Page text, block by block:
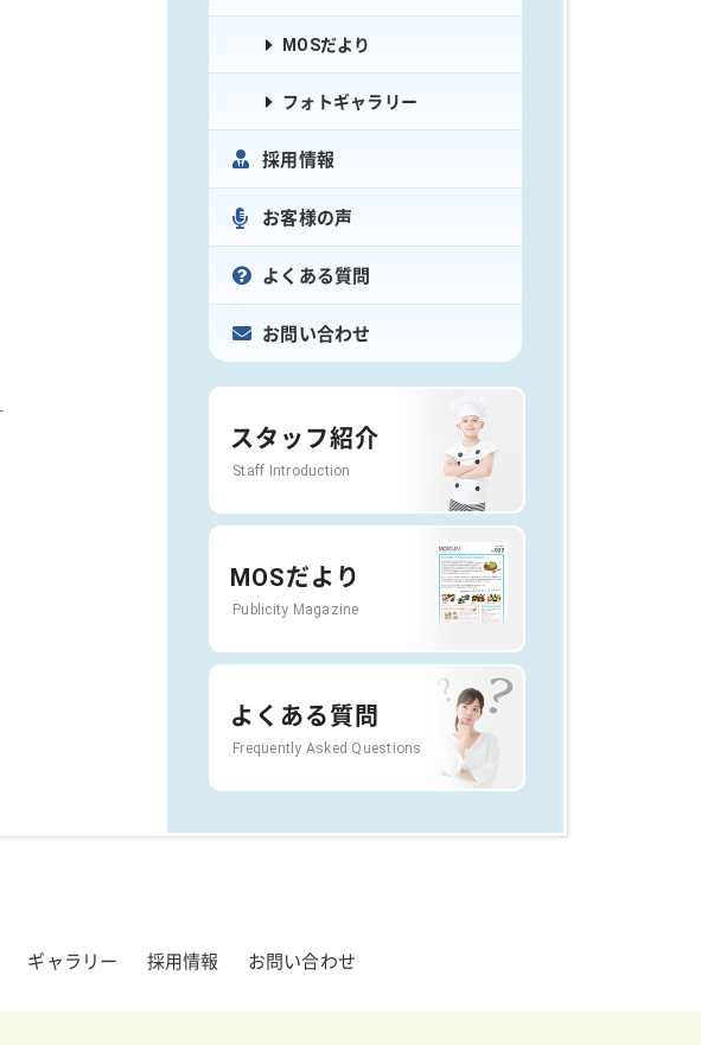
MOSだより
フォトギャラリー
採用情報
お客様の声
よくある質問
お問い合わせ
スタッフ紹介
Staff Introduction
MOSだより
Publicity Magazine
よくある質問
Frequently Asked Questions
ギャラリー 採用情報 お問い合わせ